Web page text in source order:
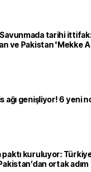
Savunmada tarihi
ve Pakistan 'Mekke
ağı genişliyor! 6 yeni
paktı kuruluyor:
ortak adım